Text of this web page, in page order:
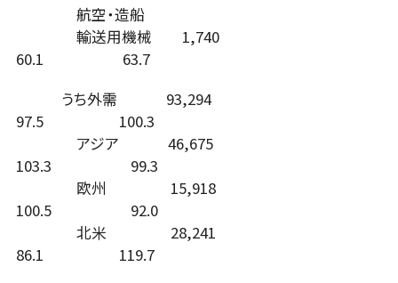
航空・造船
輸送用機械 1,740
60.1 63.7
うち外需 93,294
97.5 100.3
アジア 46,675
103.3 99.3
欧州 15,918
100.5 92.0
北米 28,241
86.1 119.7